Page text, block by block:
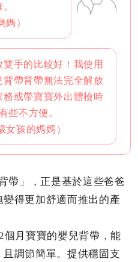
媽）
手的比較好！我使用
背帶背帶無法完全解放
務或帶寶寶外出體檢時
些不方便。
女孩的媽媽）
帶」，正是基於這些爸爸
得更加舒適而推出的產
月寶寶的嬰兒背帶，能
調節簡單。 提供穩固支